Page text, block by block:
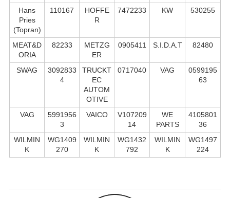
Hans
Pries
(Topran)
110167
HOFFE
R
7472233 KW 530255
MEAT&D
ORIA
82233
METZG
ER
0905411 S.I.D.A.T 82480
SWAG
3092833
4
TRUCKT
EC
AUTOM
OTIVE
0717040 VAG
0599195
63
VAG
5991956
3
VAICO
V107209
14
WE
PARTS
4105801
36
WILMIN
K
WG1409
270
WILMIN
K
WG1432
792
WILMIN
K
WG1497
224